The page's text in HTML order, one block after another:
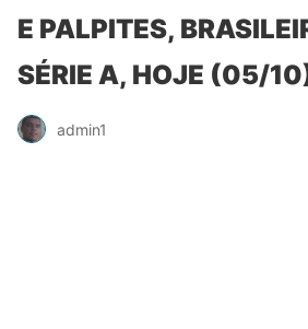
E PALPITES,
SÉRIE A, HOJE (05/
admin1